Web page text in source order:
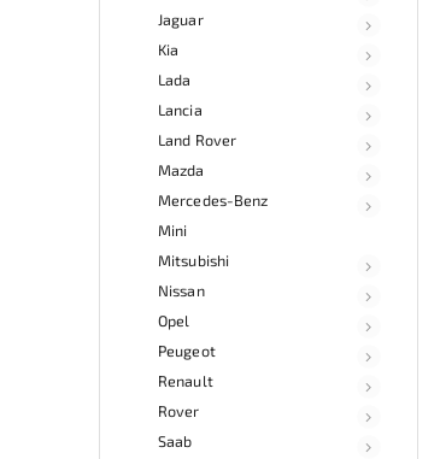
Jaguar
Kia
Lada
Lancia
Land Rover
Mazda
Mercedes-Benz
Mini
Mitsubishi
Nissan
Opel
Peugeot
Renault
Rover
Saab